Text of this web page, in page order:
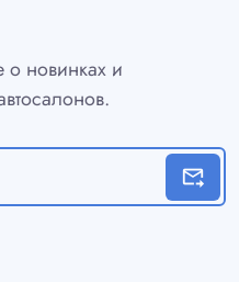
о новинках и
forward_to_inbox